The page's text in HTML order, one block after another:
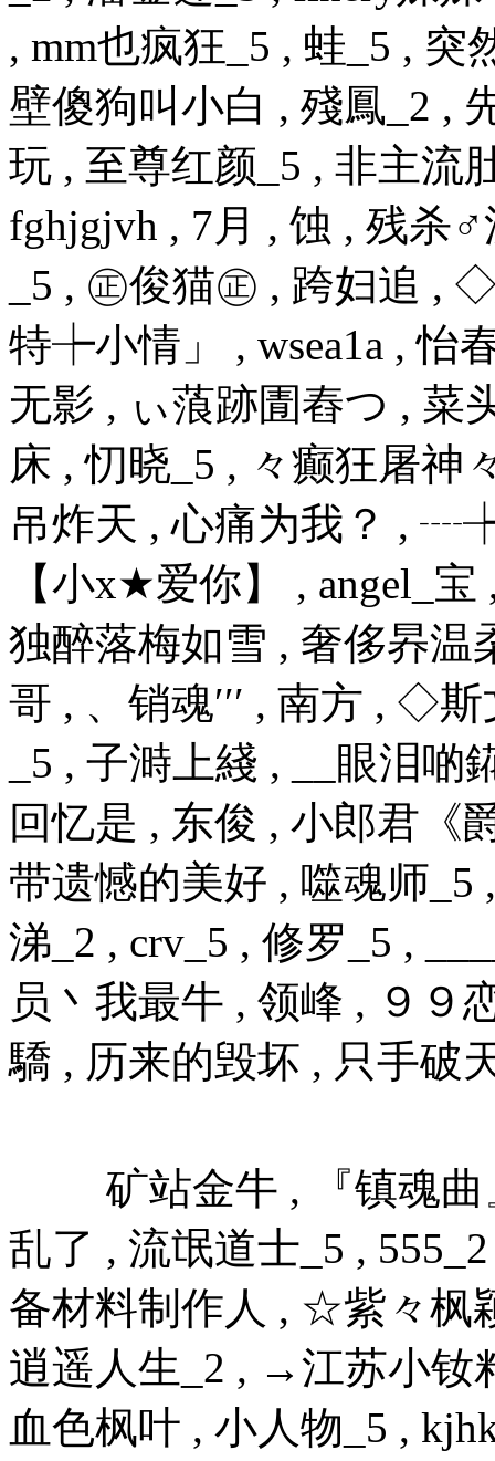
, mm也疯狂_5 , 蛙_5 ,
壁傻狗叫小白 , 殘鳳_2 ,
玩 , 至尊红颜_5 , 非主流
fghjgjvh , 7月 , 蚀 , 残杀
_5 , ㊣俊猫㊣ , 跨妇追 ,
特┾小情」 , wsea1a , 怡
无影 , ぃ蒗跡圊舂つ , 菜
床 , 忉晓_5 , 々癫狂屠神
吊炸天 , 心痛为我？ ,
【小x★爱你】 , angel_
独醉落梅如雪 , 奢侈昦温
哥 , 、销魂′′′ , 南方 , ◇
_5 , 子溡上綫 , __眼泪
回忆是 , 东俊 , 小郎君《
带遗憾的美好 , 噬魂师_5
涕_2 , crv_5 , 修罗_5 ,
员丶我最牛 , 领峰 , ９
驕 , 历来的毁坏 , 只手破
矿站金牛 , 『镇魂曲
乱了 , 流氓道士_5 ,
备材料制作人 , ☆紫々枫
逍遥人生_2 , →江苏小钕
血色枫叶 , 小人物_5 ,